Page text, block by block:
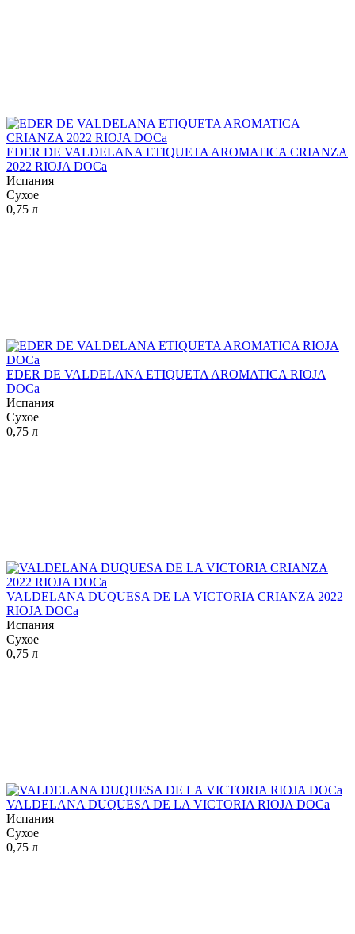
EDER DE VALDELANA ETIQUETA AROMATICA CRIANZA
2022 RIOJA DOCa
Испания
Сухое
0,75 л
EDER DE VALDELANA ETIQUETA AROMATICA RIOJA
DOCa
Испания
Сухое
0,75 л
VALDELANA DUQUESA DE LA VICTORIA CRIANZA 2022
RIOJA DOCa
Испания
Сухое
0,75 л
VALDELANA DUQUESA DE LA VICTORIA RIOJA DOCa
Испания
Сухое
0,75 л